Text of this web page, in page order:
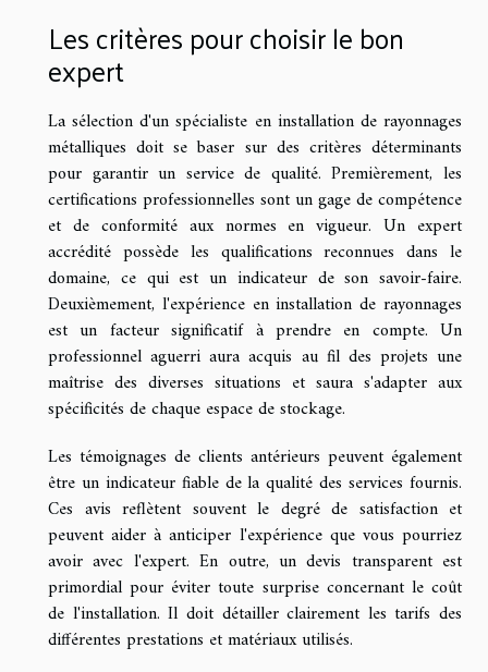
Les critères pour choisir le bon
expert
La sélection d'un spécialiste en installation de rayonnages
métalliques doit se baser sur des critères déterminants
pour garantir un service de qualité. Premièrement, les
certifications professionnelles sont un gage de compétence
et de conformité aux normes en vigueur. Un expert
accrédité possède les qualifications reconnues dans le
domaine, ce qui est un indicateur de son savoir-faire.
Deuxièmement, l'expérience en installation de rayonnages
est un facteur significatif à prendre en compte. Un
professionnel aguerri aura acquis au fil des projets une
maîtrise des diverses situations et saura s'adapter aux
spécificités de chaque espace de stockage.
Les témoignages de clients antérieurs peuvent également
être un indicateur fiable de la qualité des services fournis.
Ces avis reflètent souvent le degré de satisfaction et
peuvent aider à anticiper l'expérience que vous pourriez
avoir avec l'expert. En outre, un devis transparent est
primordial pour éviter toute surprise concernant le coût
de l'installation. Il doit détailler clairement les tarifs des
différentes prestations et matériaux utilisés.